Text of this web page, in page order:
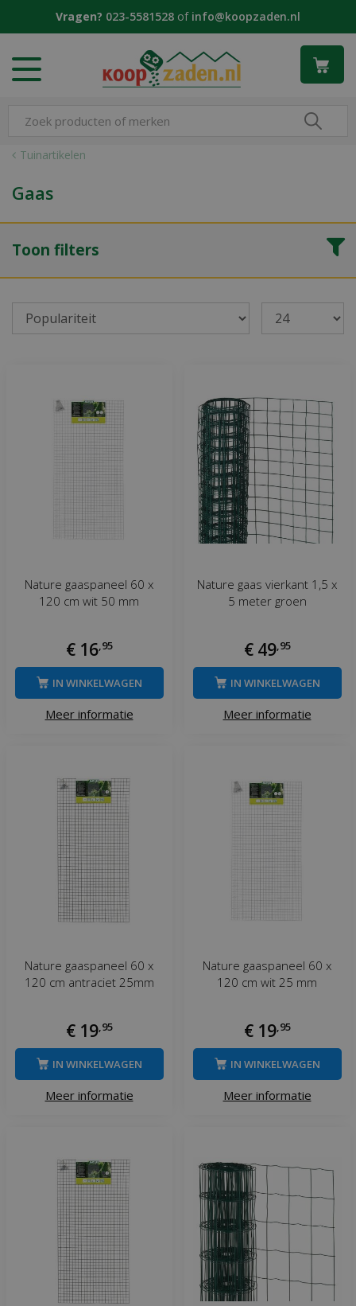
t
Tuinartikelen
Vragen? 023-5581528 of info@koopzaden.nl
Gaas
Toon filters
Nature gaaspaneel 60 x
120 cm wit 50 mm
€ 16 95
Meer informatie
IN WINKELWAGEN
Nature gaas vierkant 1,5 x
5 meter groen
€ 49, 95
Meer informatie
IN WINKELWAGEN
Nature gaaspaneel 60 x
120 cm antraciet 25mm
€ 19, 95
Meer informatie
IN WINKELWAGEN
Nature gaaspaneel 60 x
120 cm wit 25 mm
€ 19, 95
Meer informatie
IN WINKELWAGEN